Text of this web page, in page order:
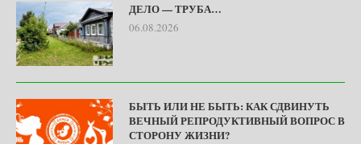
ДЕЛО — ТРУБА…
06.08.2026
БЫТЬ ИЛИ НЕ БЫТЬ: КАК СДВИНУТЬ
ВЕЧНЫЙ РЕПРОДУКТИВНЫЙ ВОПРОС В
СТОРОНУ ЖИЗНИ?